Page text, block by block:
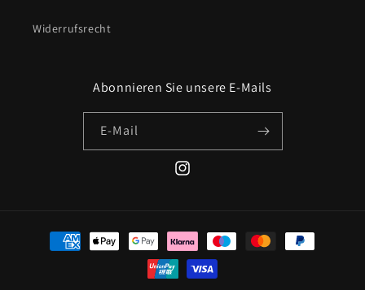
Widerrufsrecht
Abonnieren Sie unsere E-Mails
E-Mail
Instagram
Zahlungsmethoden